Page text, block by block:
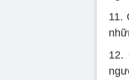
11.
12.